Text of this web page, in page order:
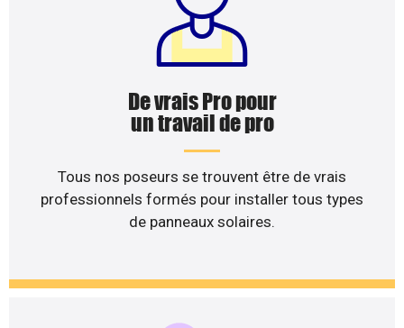
De vrais Pro pour
un travail de pro
Tous nos poseurs se trouvent être de vrais
professionnels formés pour installer tous types
de panneaux solaires.